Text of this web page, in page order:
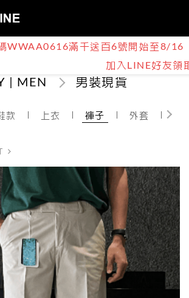
WWAA0616滿千送百6號開始至8/16
加入LINE好友領
| MEN 男裝現貨
款 上衣 褲子 外套